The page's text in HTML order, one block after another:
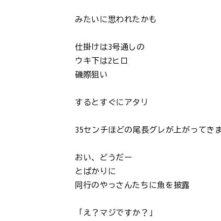
みたいに思われたかも
仕掛けは3号通しの
ウキ下は2ヒロ
磯際狙い
するとすぐにアタリ
35センチほどの尾長グレが上がってき
おい、どうだー
とばかりに
同行のやっさんたちに魚を披露
「え？マジですか？」